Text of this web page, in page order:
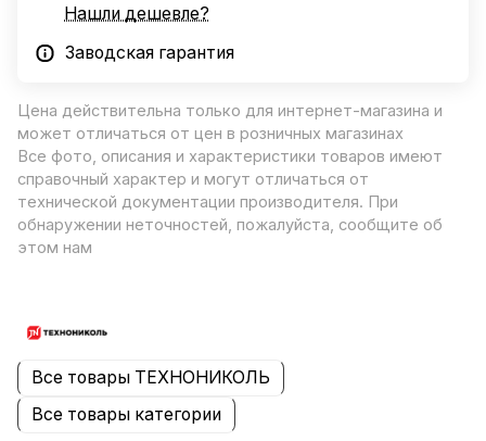
Нашли дешевле?
Заводская гарантия
Цена действительна только для интернет-магазина и
может отличаться от цен в розничных магазинах
Все фото, описания и характеристики товаров имеют
справочный характер и могут отличаться от
технической документации производителя. При
обнаружении неточностей, пожалуйста, сообщите об
этом нам
Все товары ТЕХНОНИКОЛЬ
Все товары категории